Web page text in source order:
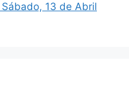
13 de Abril